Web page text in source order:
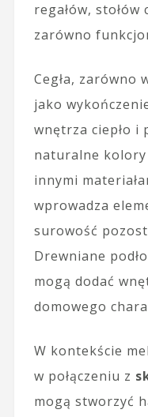
regałów, stołów
zarówno
Cegła, zarówno
jako
wnętrza ciepło i
naturalne kolory
innymi
wprowadza
surowość
Drewniane
mogą dodać
domowego
W kontekście
w połączeniu z
mogą stworzyć